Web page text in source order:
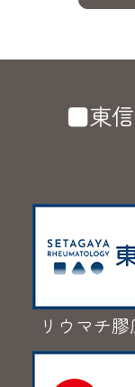
■東信
リウマチ